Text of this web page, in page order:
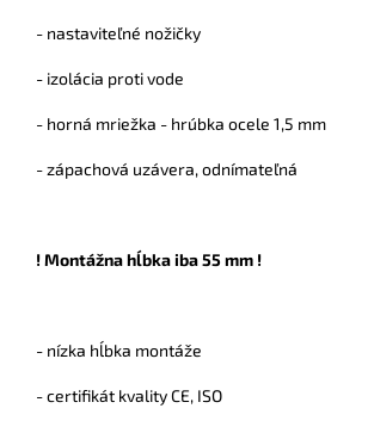
- nastaviteľné nožičky
- izolácia proti vode
- horná mriežka - hrúbka ocele 1,5 mm
- zápachová uzávera, odnímateľná
! Montážna hĺbka iba 55 mm !
- nízka hĺbka montáže
- certifikát kvality CE, ISO